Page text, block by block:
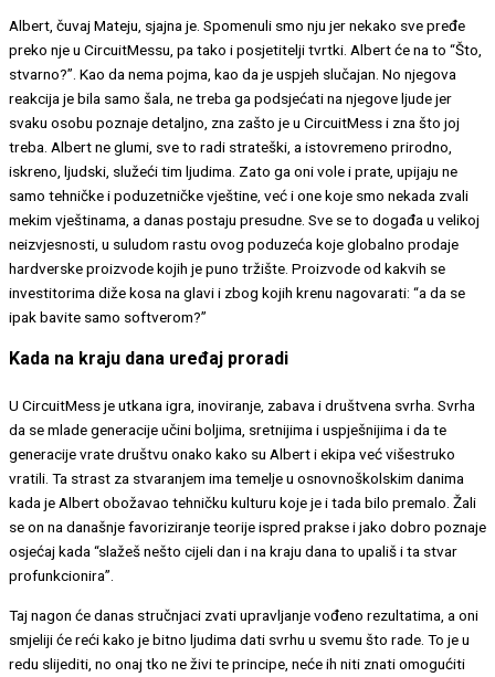
Albert, čuvaj Mateju, sjajna je. Spomenuli smo nju jer nekako sve pređe
preko nje u CircuitMessu, pa tako i posjetitelji tvrtki. Albert će na to “Što,
stvarno?”. Kao da nema pojma, kao da je uspjeh slučajan. No njegova
reakcija je bila samo šala, ne treba ga podsjećati na njegove ljude jer
svaku osobu poznaje detaljno, zna zašto je u CircuitMess i zna što joj
treba. Albert ne glumi, sve to radi strateški, a istovremeno prirodno,
iskreno, ljudski, služeći tim ljudima. Zato ga oni vole i prate, upijaju ne
samo tehničke i poduzetničke vještine, već i one koje smo nekada zvali
mekim vještinama, a danas postaju presudne. Sve se to događa u velikoj
neizvjesnosti, u suludom rastu ovog poduzeća koje globalno prodaje
hardverske proizvode kojih je puno tržište. Proizvode od kakvih se
investitorima diže kosa na glavi i zbog kojih krenu nagovarati: “a da se
ipak bavite samo softverom?”
Kada na kraju dana uređaj proradi
U CircuitMess je utkana igra, inoviranje, zabava i društvena svrha. Svrha
da se mlade generacije učini boljima, sretnijima i uspješnijima i da te
generacije vrate društvu onako kako su Albert i ekipa već višestruko
vratili. Ta strast za stvaranjem ima temelje u osnovnoškolskim danima
kada je Albert obožavao tehničku kulturu koje je i tada bilo premalo. Žali
se on na današnje favoriziranje teorije ispred prakse i jako dobro poznaje
osjećaj kada “slažeš nešto cijeli dan i na kraju dana to upališ i ta stvar
profunkcionira”.
Taj nagon će danas stručnjaci zvati upravljanje vođeno rezultatima, a oni
smjeliji će reći kako je bitno ljudima dati svrhu u svemu što rade. To je u
redu slijediti, no onaj tko ne živi te principe, neće ih niti znati omogućiti